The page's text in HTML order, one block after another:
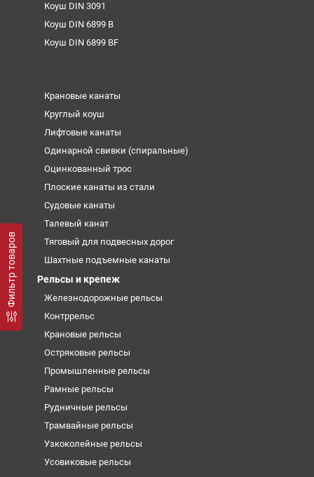
Фильтр товаров
Коуш DIN 3091
Коуш DIN 6899 B
Коуш DIN 6899 BF
Крановые канаты
Круглый коуш
Лифтовые канаты
Одинарной свивки (спиральные)
Оцинкованный трос
Плоские канаты из стали
Судовые канаты
Талевый канат
Тяговый для подвесных дорог
Шахтные подъемные канаты
Рельсы и крепеж
Железнодорожные рельсы
Контррельс
Крановые рельсы
Остряковые рельсы
Промышленные рельсы
Рамные рельсы
Рудничные рельсы
Трамвайные рельсы
Узкоколейные рельсы
Усовиковые рельсы